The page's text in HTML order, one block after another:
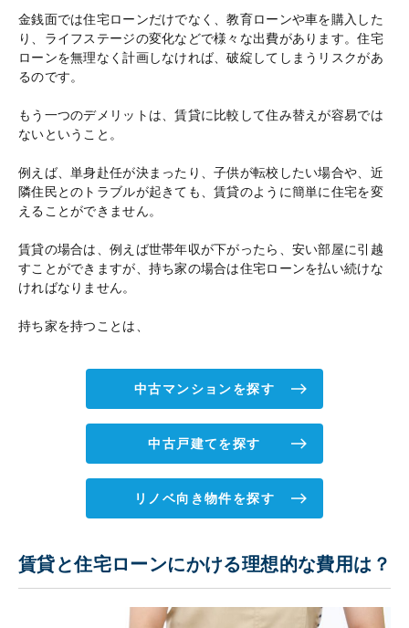
金銭面では住宅ローンだけでなく、教育ローンや車を購入した
り、ライフステージの変化などで様々な出費があります。住宅
ローンを無理なく計画しなければ、破綻してしまうリスクがあ
るのです。
もう一つのデメリットは、賃貸に比較して住み替えが容易では
ないということ。
例えば、単身赴任が決まったり、子供が転校したい場合や、近
隣住民とのトラブルが起きても、賃貸のように簡単に住宅を変
えることができません。
賃貸の場合は、例えば世帯年収が下がったら、安い部屋に引越
すことができますが、持ち家の場合は住宅ローンを払い続けな
ければなりません。
持ち家を持つことは、
中古マンションを探す
中古戸建てを探す
リノベ向き物件を探す
賃貸と住宅ローンにかける理想的な費用は？